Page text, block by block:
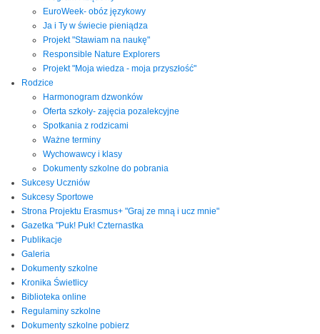
EuroWeek- obóz językowy
Ja i Ty w świecie pieniądza
Projekt "Stawiam na naukę"
Responsible Nature Explorers
Projekt "Moja wiedza - moja przyszłość"
Rodzice
Harmonogram dzwonków
Oferta szkoły- zajęcia pozalekcyjne
Spotkania z rodzicami
Ważne terminy
Wychowawcy i klasy
Dokumenty szkolne do pobrania
Sukcesy Uczniów
Sukcesy Sportowe
Strona Projektu Erasmus+ "Graj ze mną i ucz mnie"
Gazetka "Puk! Puk! Czternastka
Publikacje
Galeria
Dokumenty szkolne
Kronika Świetlicy
Biblioteka online
Regulaminy szkolne
Dokumenty szkolne pobierz